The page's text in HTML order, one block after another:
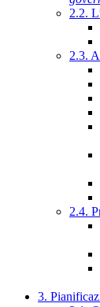
2.2.
2.3.
2.4.
3.